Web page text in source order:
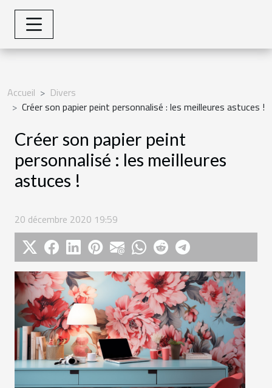
Accueil
Divers
Créer son papier peint personnalisé : les meilleures astuces !
Créer son papier peint
personnalisé : les meilleures
astuces !
20 décembre 2020 19:59